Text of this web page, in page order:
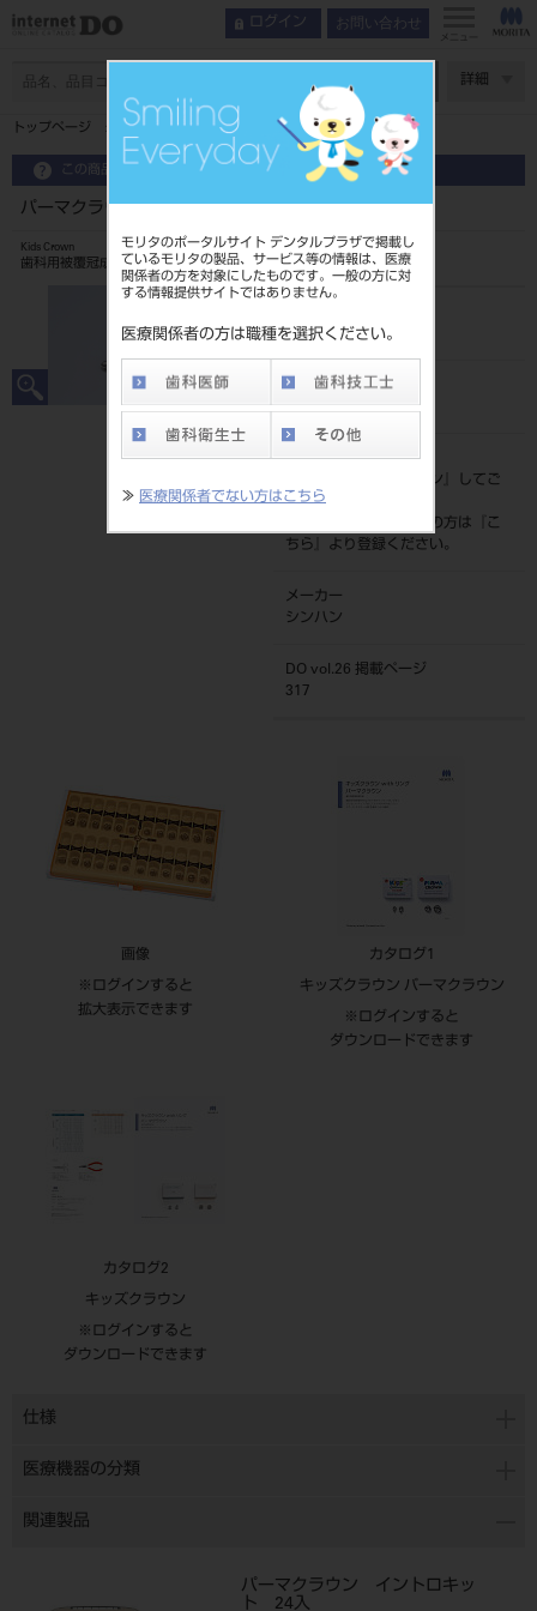
モリタのポータルサイト デンタルプラザで掲載し
ているモリタの製品、サービス等の情報は、医療
関係者の方を対象にしたものです。一般の方に対
する情報提供サイトではありません。
医療関係者の方は職種を選択ください。
≫ 医療関係者でない方はこちら
ログイン お問い合わせ
メニュー
詳細
トップページ パーマクラウン 5入 上顎左側2
この商品に関するお問い合わせ
パーマクラウン 5入 上顎左側2
Kids Crown
歯科用被覆冠成形品
2062400132
JAN/EANコード
標準価格
ログイン
』してご
覧ください。
ネット会員登録がまだの方は『
こ
ちら
』より登録ください。
メーカー
シンハン
DO vol.26 掲載ページ
317
画像
※ログインすると
拡大表示できます
カタログ1
キッズクラウン パーマクラウン
※ログインすると
ダウンロードできます
カタログ2
キッズクラウン
※ログインすると
ダウンロードできます
仕様
医療機器の分類
関連製品
パーマクラウン イントロキッ
ト 24入